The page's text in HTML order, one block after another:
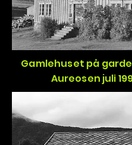
Gamlehuset på
Aureosen juli